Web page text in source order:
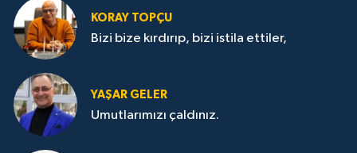
KORAY TOPÇU
Bizi bize kırdırıp, bizi istila ettiler,
YAŞAR GELER
Umutlarımızı çaldınız.